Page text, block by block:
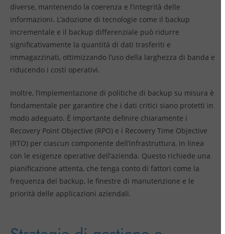
diverse, mantenendo la coerenza e l’integrità delle
informazioni. L’adozione di tecnologie come il backup
incrementale e il backup differenziale può ridurre
significativamente la quantità di dati trasferiti e
immagazzinati, ottimizzando l’uso della larghezza di banda e
riducendo i costi operativi.
Inoltre, l’implementazione di politiche di backup su misura è
fondamentale per garantire che i dati critici siano protetti in
modo adeguato. È importante definire chiaramente i
Recovery Point Objective (RPO) e i Recovery Time Objective
(RTO) per ciascun componente dell’infrastruttura, in linea
con le esigenze operative dell’azienda. Questo richiede una
pianificazione attenta, che tenga conto di fattori come la
frequenza del backup, le finestre di manutenzione e le
priorità delle applicazioni aziendali.